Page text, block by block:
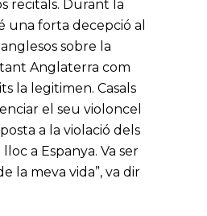
recitals. Durant la
una forta decepció al
sobre la
Anglaterra com
la legitimen. Casals
el seu violoncel
a la violació dels
a Espanya. Va ser
la meva vida”, va dir